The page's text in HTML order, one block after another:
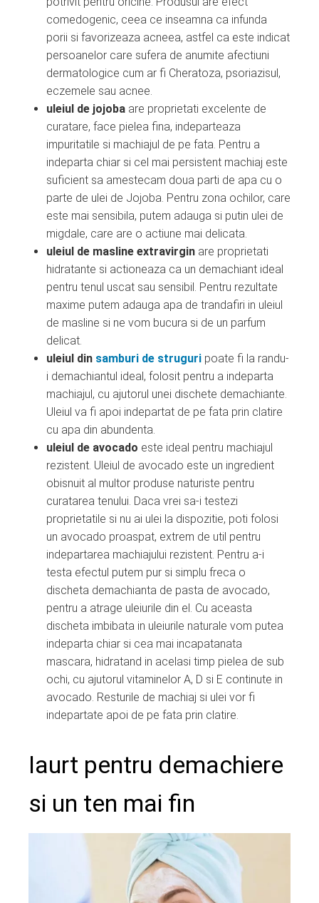
comedogenic, ceea ce inseamna ca infunda
porii si favorizeaza acneea, astfel ca este indicat
persoanelor care sufera de anumite afectiuni
dermatologice cum ar fi Cheratoza, psoriazisul,
eczemele sau acnee.
uleiul de jojoba are proprietati excelente de
curatare, face pielea fina, indeparteaza
impuritatile si machiajul de pe fata. Pentru a
indeparta chiar si cel mai persistent machiaj este
suficient sa amestecam doua parti de apa cu o
parte de ulei de Jojoba. Pentru zona ochilor, care
este mai sensibila, putem adauga si putin ulei de
migdale, care are o actiune mai delicata.
uleiul de masline extravirgin are proprietati
hidratante si actioneaza ca un demachiant ideal
pentru tenul uscat sau sensibil. Pentru rezultate
maxime putem adauga apa de trandafiri in uleiul
de masline si ne vom bucura si de un parfum
delicat.
uleiul din samburi de struguri poate fi la randu-
i demachiantul ideal, folosit pentru a indeparta
machiajul, cu ajutorul unei dischete demachiante.
Uleiul va fi apoi indepartat de pe fata prin clatire
cu apa din abundenta.
uleiul de avocado este ideal pentru machiajul
rezistent. Uleiul de avocado este un ingredient
obisnuit al multor produse naturiste pentru
curatarea tenului. Daca vrei sa-i testezi
proprietatile si nu ai ulei la dispozitie, poti folosi
un avocado proaspat, extrem de util pentru
indepartarea machiajului rezistent. Pentru a-i
testa efectul putem pur si simplu freca o
discheta demachianta de pasta de avocado,
pentru a atrage uleiurile din el. Cu aceasta
discheta imbibata in uleiurile naturale vom putea
indeparta chiar si cea mai incapatanata
mascara, hidratand in acelasi timp pielea de sub
ochi, cu ajutorul vitaminelor A, D si E continute in
avocado. Resturile de machiaj si ulei vor fi
indepartate apoi de pe fata prin clatire.
Iaurt pentru demachiere
si un ten mai fin